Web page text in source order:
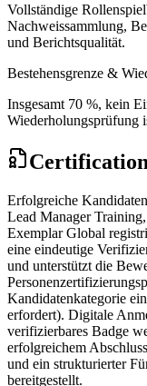
Vollständige
Nachweissammlung,
und Berichtsqualität.
Bestehensgrenze &
Insgesamt 70 %, kein
Wiederholungsprüfung
Certification
Erfolgreiche
Lead Manager
Exemplar Global
eine eindeutige
und unterstützt die
Kandidatenkategorie
erfordert). Digitale
verifizierbares Badge
erfolgreichem
und ein strukturierter
bereitgestellt.